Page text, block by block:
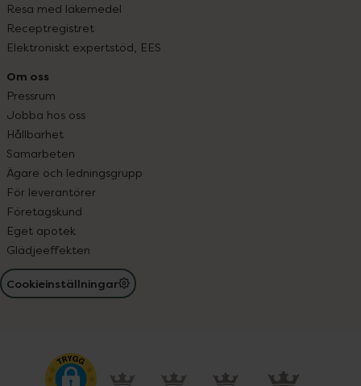
Resa med läkemedel
Receptregistret
Elektroniskt expertstöd, EES
Om oss
Pressrum
Jobba hos oss
Hållbarhet
Samarbeten
Ägare och ledningsgrupp
För leverantörer
Företagskund
Eget apotek
Glädjeeffekten
Cookieinställningar